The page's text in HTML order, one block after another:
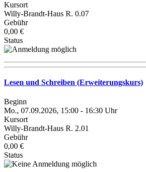
Kursort
Willy-Brandt-Haus R. 0.07
Gebühr
0,00 €
Status
Lesen und Schreiben (Erweiterungskurs)
Beginn
Mo., 07.09.2026, 15:00 - 16:30 Uhr
Kursort
Willy-Brandt-Haus R. 2.01
Gebühr
0,00 €
Status